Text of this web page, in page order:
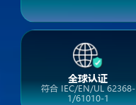
全球认证
符合 IEC/EN/UL 62368-
1/61010-1